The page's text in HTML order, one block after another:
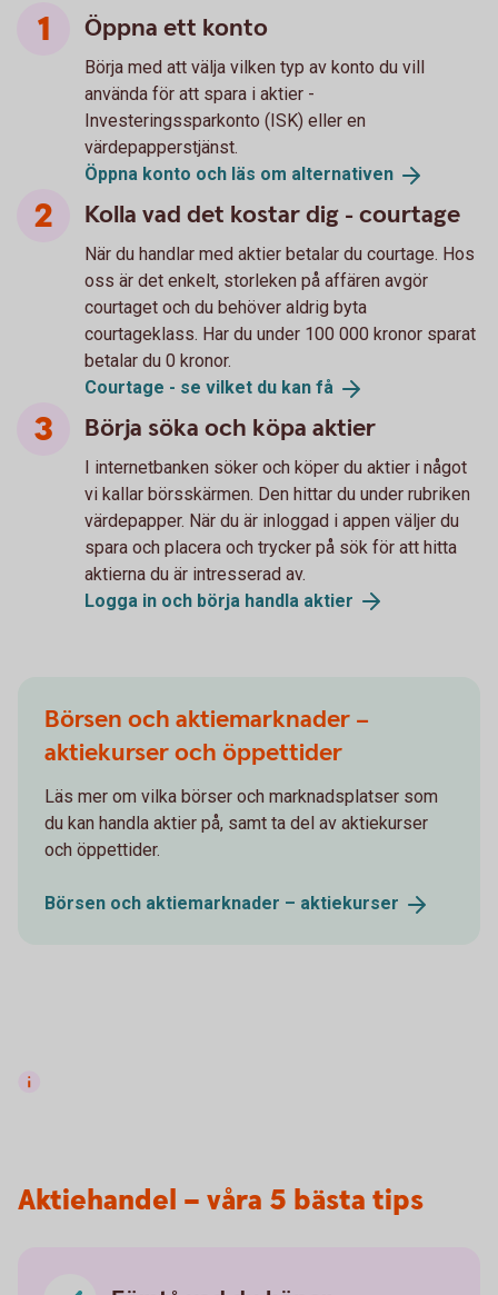
Öppna ett konto
Börja med att välja vilken typ av konto du vill
använda för att spara i aktier -
Investeringssparkonto (ISK) eller en
värdepapperstjänst.
Öppna konto och läs om alternativen
Kolla vad det kostar dig - courtage
När du handlar med aktier betalar du courtage. Hos
oss är det enkelt, storleken på affären avgör
courtaget och du behöver aldrig byta
courtageklass. Har du under 100 000 kronor sparat
betalar du 0 kronor.
Courtage - se vilket du kan få
Börja söka och köpa aktier
I internetbanken söker och köper du aktier i något
vi kallar börsskärmen. Den hittar du under rubriken
värdepapper. När du är inloggad i appen väljer du
spara och placera och trycker på sök för att hitta
aktierna du är intresserad av.
Logga in och börja handla aktier
Börsen och aktiemarknader –
aktiekurser och öppettider
Läs mer om vilka börser och marknadsplatser som
du kan handla aktier på, samt ta del av aktiekurser
och öppettider.
Börsen och aktiemarknader – aktiekurser
Aktiehandel – våra 5 bästa tips